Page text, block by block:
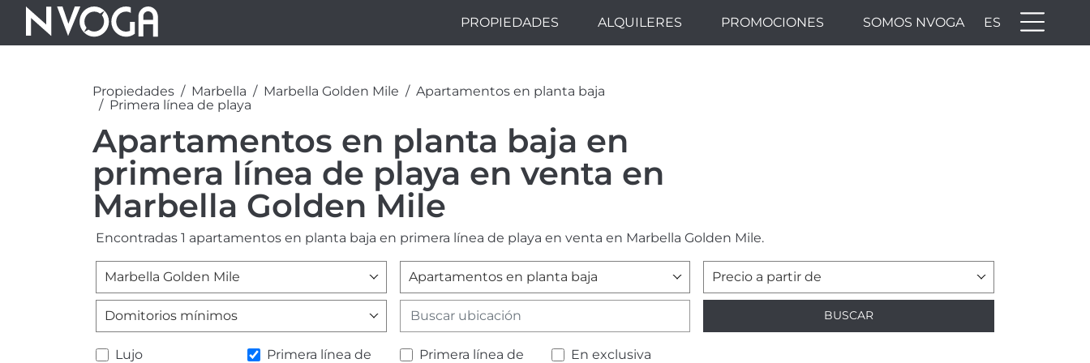
PROPIEDADES ALQUILERES PROMOCIONES SOMOS NVOGA ES
Propiedades Marbella Marbella Golden Mile
Apartamentos en planta baja
Primera línea de playa
Apartamentos en planta baja en
primera línea de playa en venta en
Marbella Golden Mile
Encontradas 1 apartamentos en planta baja en primera línea de playa en venta en Marbella Golden Mile.
Marbella Golden Mile Apartamentos en planta baja Precio a partir de
Domitorios mínimos BUSCAR
Lujo Primera línea de Primera línea de En exclusiva